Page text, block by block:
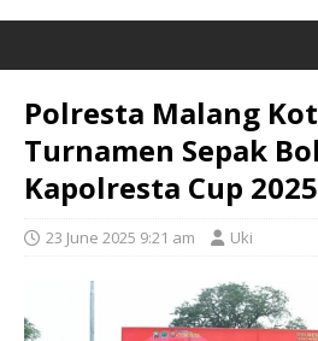
Polresta Malang
Turnamen Sepak
Kapolresta Cup 2025
23 June 2025 9:21 am Uki